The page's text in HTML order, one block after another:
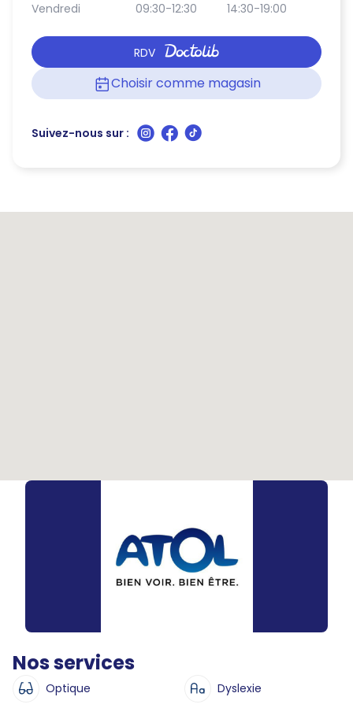
Vendredi
09:30-12:30 14:30-19:00
RDV
Choisir comme magasin
Suivez-nous sur :
Nos services
Optique Dyslexie